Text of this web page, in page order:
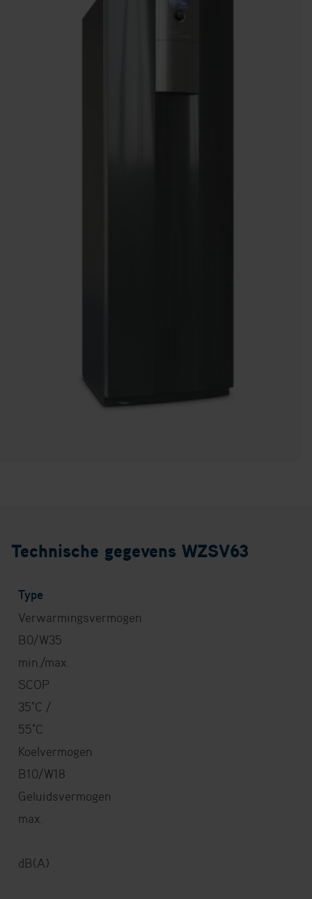
Technische gegevens WZSV63
Type
Verwarmingsvermogen
B0/W35
min./max.
SCOP
35°C /
55°C
Koelvermogen
B10/W18
Geluidsvermogen
max.
dB(A)